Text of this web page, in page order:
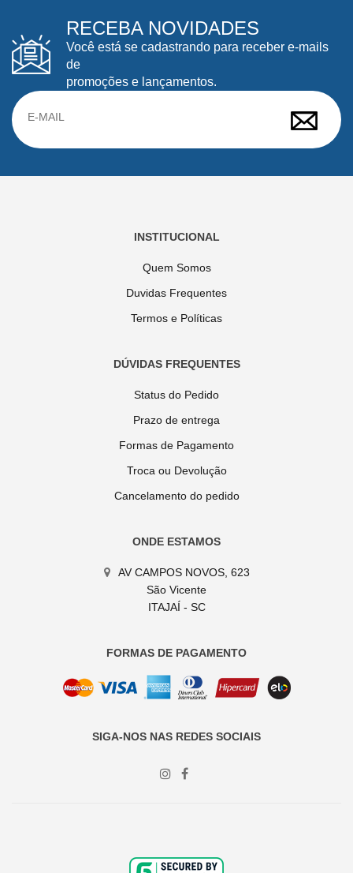
RECEBA NOVIDADES
Você está se cadastrando para receber e-mails
de
promoções e lançamentos.
INSTITUCIONAL
Quem Somos
Duvidas Frequentes
Termos e Políticas
DÚVIDAS FREQUENTES
Status do Pedido
Prazo de entrega
Formas de Pagamento
Troca ou Devolução
Cancelamento do pedido
ONDE ESTAMOS
AV CAMPOS NOVOS, 623
São Vicente
ITAJAÍ - SC
FORMAS DE PAGAMENTO
SIGA-NOS NAS REDES SOCIAIS